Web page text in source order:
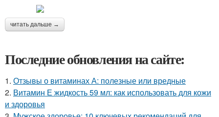
читать дальше →
Последние обновления на сайте:
1. Отзывы о витаминах А: полезные или вредные
2. Витамин Е жидкость 59 мл: как использовать для кожи
и здоровья